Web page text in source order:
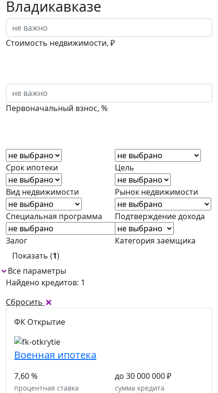
Владикавказе
Стоимость недвижимости, ₽
Первоначальный взнос, %
Срок ипотеки Цель
Вид недвижимости Рынок недвижимости
Специальная программа Подтверждение дохода
Залог
Категория заемщика
Показать (1)
Все параметры
Найдено кредитов: 1
Сбросить
ФК Открытие
Военная ипотека
7,60 %
процентная ставка
до 30 000 000 ₽
сумма кредита